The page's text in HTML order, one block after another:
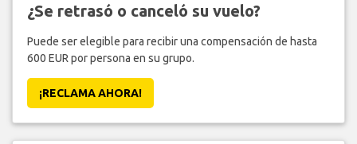
¿Se retrasó o canceló su vuelo?
Puede ser elegible para recibir una compensación de hasta
600 EUR por persona en su grupo.
¡RECLAMA AHORA!